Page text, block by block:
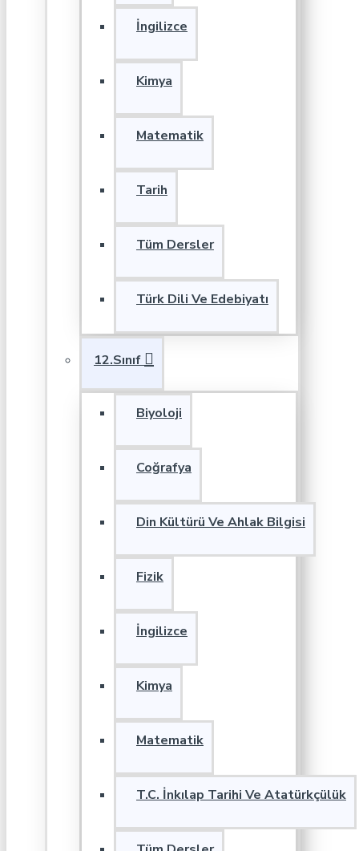
İngilizce
Kimya
Matematik
Tarih
Tüm Dersler
Türk Dili Ve Edebiyatı
12.Sınıf
Biyoloji
Coğrafya
Din Kültürü Ve Ahlak Bilgisi
Fizik
İngilizce
Kimya
Matematik
T.C. İnkılap Tarihi Ve Atatürkçülük